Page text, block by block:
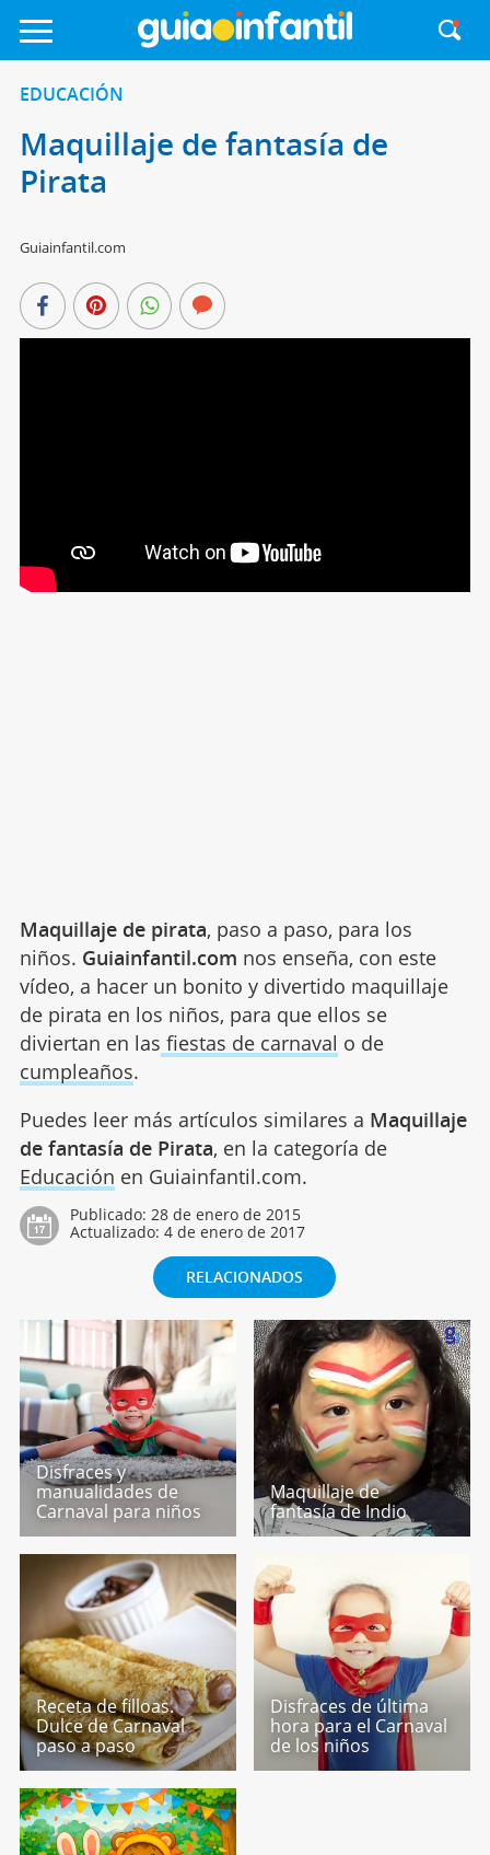
EDUCACIÓN
Maquillaje de fantasía de
Pirata
Guiainfantil.com
Maquillaje de pirata, paso a paso, para los
niños. Guiainfantil.com nos enseña, con este
vídeo, a hacer un bonito y divertido maquillaje
de pirata en los niños, para que ellos se
diviertan en las fiestas de carnaval o de
cumpleaños.
Puedes leer más artículos similares a Maquillaje
de fantasía de Pirata, en la categoría de
Educación en Guiainfantil.com.
Publicado: 28 de enero de 2015
Actualizado: 4 de enero de 2017
RELACIONADOS
Disfraces y
manualidades de
Carnaval para niños
Maquillaje de
fantasía de Indio
Receta de filloas.
Dulce de Carnaval
paso a paso
Disfraces de última
hora para el Carnaval
de los niños